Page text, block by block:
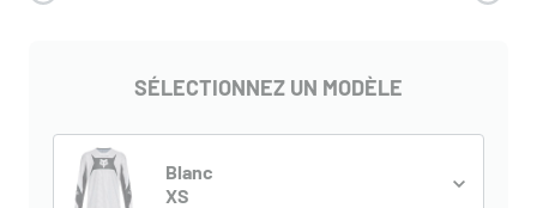
SÉLECTIONNEZ UN MODÈLE
Blanc
XS